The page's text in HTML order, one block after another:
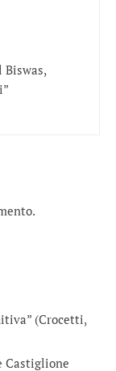
Biswas,
(Crocetti,
Castiglione